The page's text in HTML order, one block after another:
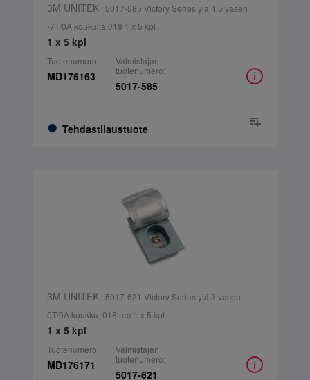
3M UNITEK| 5017-585 Victory Series ylä 4,5 vasen
-7T/0A koukulla,018 1 x 5 kpl
1 x 5 kpl
Tuotenumero:
MD176163
Tehdastilaustuote
Valmistajan
tuotenumero:
5017-585
3M UNITEK| 5017-621 Victory Series ylä 3 vasen
0T/0A koukku, 018 ura 1 x 5 kpl
1 x 5 kpl
Tuotenumero:
MD176171
Valmistajan
tuotenumero:
5017-621